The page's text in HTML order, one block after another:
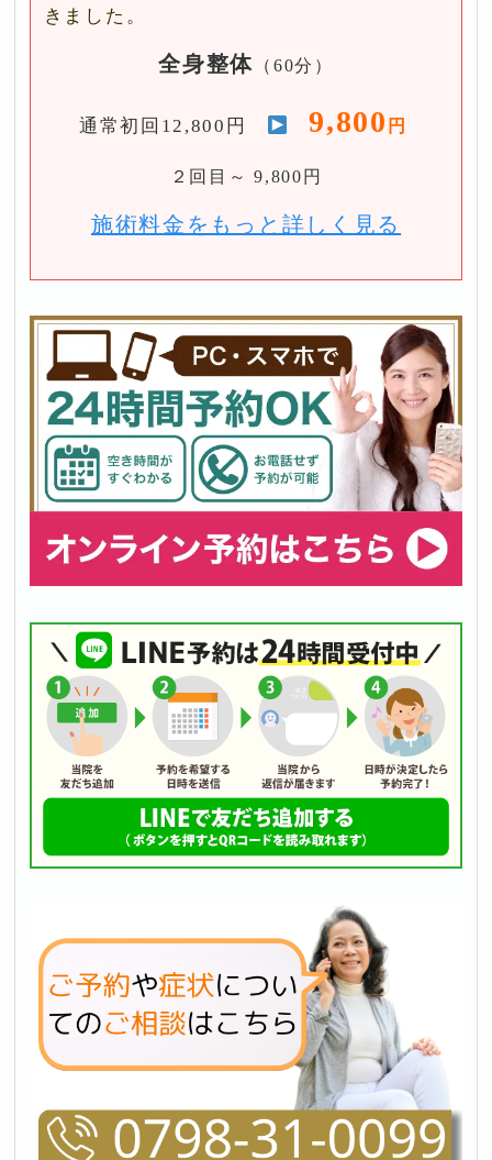
きました。
全身整体 （60分）
通常初回12,800円 9,800 円
２回目～ 9,800円
施術料金をもっと詳しく見る